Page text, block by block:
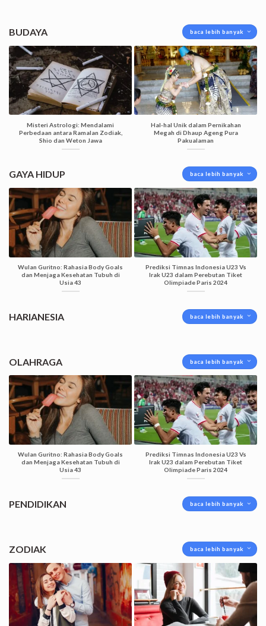
BUDAYA baca lebih banyak
Misteri Astrologi: Mendalami
Perbedaan antara Ramalan Zodiak,
Shio dan Weton Jawa
Hal-hal Unik dalam Pernikahan
Megah di Dhaup Ageng Pura
Pakualaman
GAYA HIDUP baca lebih banyak
Wulan Guritno: Rahasia Body Goals
dan Menjaga Kesehatan Tubuh di
Usia 43
Prediksi Timnas Indonesia U23 Vs
Irak U23 dalam Perebutan Tiket
Olimpiade Paris 2024
HARIANESIA baca lebih banyak
OLAHRAGA baca lebih banyak
Wulan Guritno: Rahasia Body Goals
dan Menjaga Kesehatan Tubuh di
Usia 43
Prediksi Timnas Indonesia U23 Vs
Irak U23 dalam Perebutan Tiket
Olimpiade Paris 2024
PENDIDIKAN baca lebih banyak
ZODIAK baca lebih banyak